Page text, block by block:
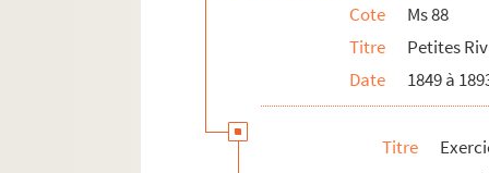
Ms 94. Les Moulins de Clamecy et ses
Ms 95. Doubles 1 : affiches du flottage
Ms 95. Doubles 2 : Règlement pour la
Ms 95. Doubles 3 : Résumé pour la
Cote
Ms 88
Titre
Petites
Date
1849 à
Titre